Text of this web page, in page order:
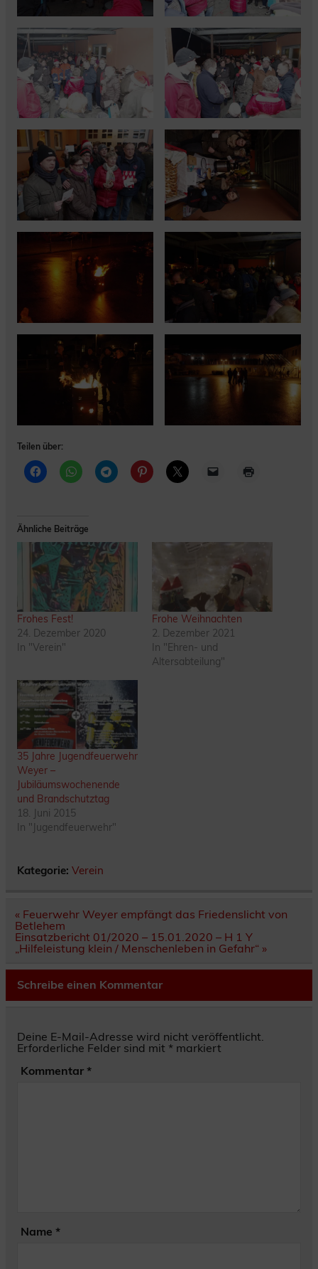
Teilen über:
Ähnliche Beiträge
Frohes Fest!
24. Dezember 2020
In "Verein"
Frohe Weihnachten
2. Dezember 2021
In "Ehren- und
Altersabteilung"
35 Jahre Jugendfeuerwehr
Weyer –
Jubiläumswochenende
und Brandschutztag
18. Juni 2015
In "Jugendfeuerwehr"
Kategorie: Verein
Beitragsnavigation
« Feuerwehr Weyer empfängt das Friedenslicht von
Betlehem
Einsatzbericht 01/2020 – 15.01.2020 – H 1 Y
„Hilfeleistung klein / Menschenleben in Gefahr“ »
Schreibe einen Kommentar
Deine E-Mail-Adresse wird nicht veröffentlicht.
Erforderliche Felder sind mit * markiert
Kommentar *
Name *